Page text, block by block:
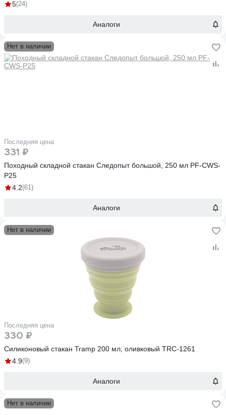
5(24)
Аналоги
Нет в наличии
Последняя цена
331 ₽
Походный складной стакан Следопыт большой, 250 мл PF-CWS-
P25
4.2(61)
Аналоги
Нет в наличии
Последняя цена
330 ₽
Силиконовый стакан Tramp 200 мл, оливковый TRC-1261
4.9(9)
Аналоги
Нет в наличии